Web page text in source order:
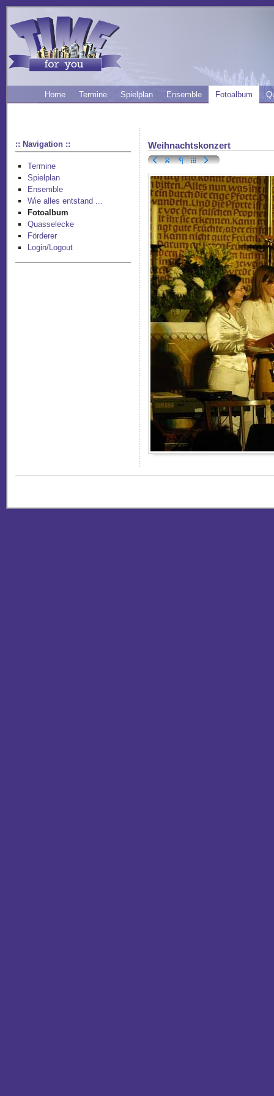
Home Termine Spielplan Ensemble Fotoalbum
:: Navigation ::
Termine
Spielplan
Ensemble
Wie alles entstand ...
Fotoalbum
Quasselecke
Förderer
Login/Logout
Weihnachtskonzert